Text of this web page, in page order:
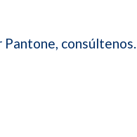
consúltenos.